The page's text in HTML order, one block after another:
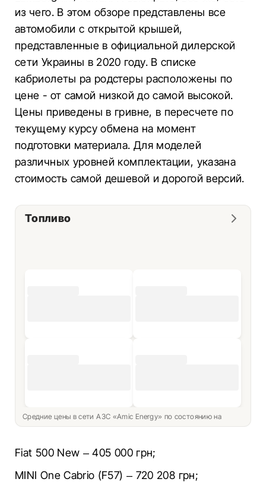
из чего. В этом обзоре представлены все
автомобили с открытой крышей,
представленные в официальной дилерской
сети Украины в 2020 году. В списке
кабриолеты ра родстеры расположены по
цене - от самой низкой до самой высокой.
Цены приведены в гривне, в пересчете по
текущему курсу обмена на момент
подготовки материала. Для моделей
различных уровней комплектации, указана
стоимость самой дешевой и дорогой версий.
Топливо
Средние цены в сети АЗС «Amic Energy» по состоянию на
Fiat 500 New – 405 000 грн;
MINI One Cabrio (F57) – 720 208 грн;